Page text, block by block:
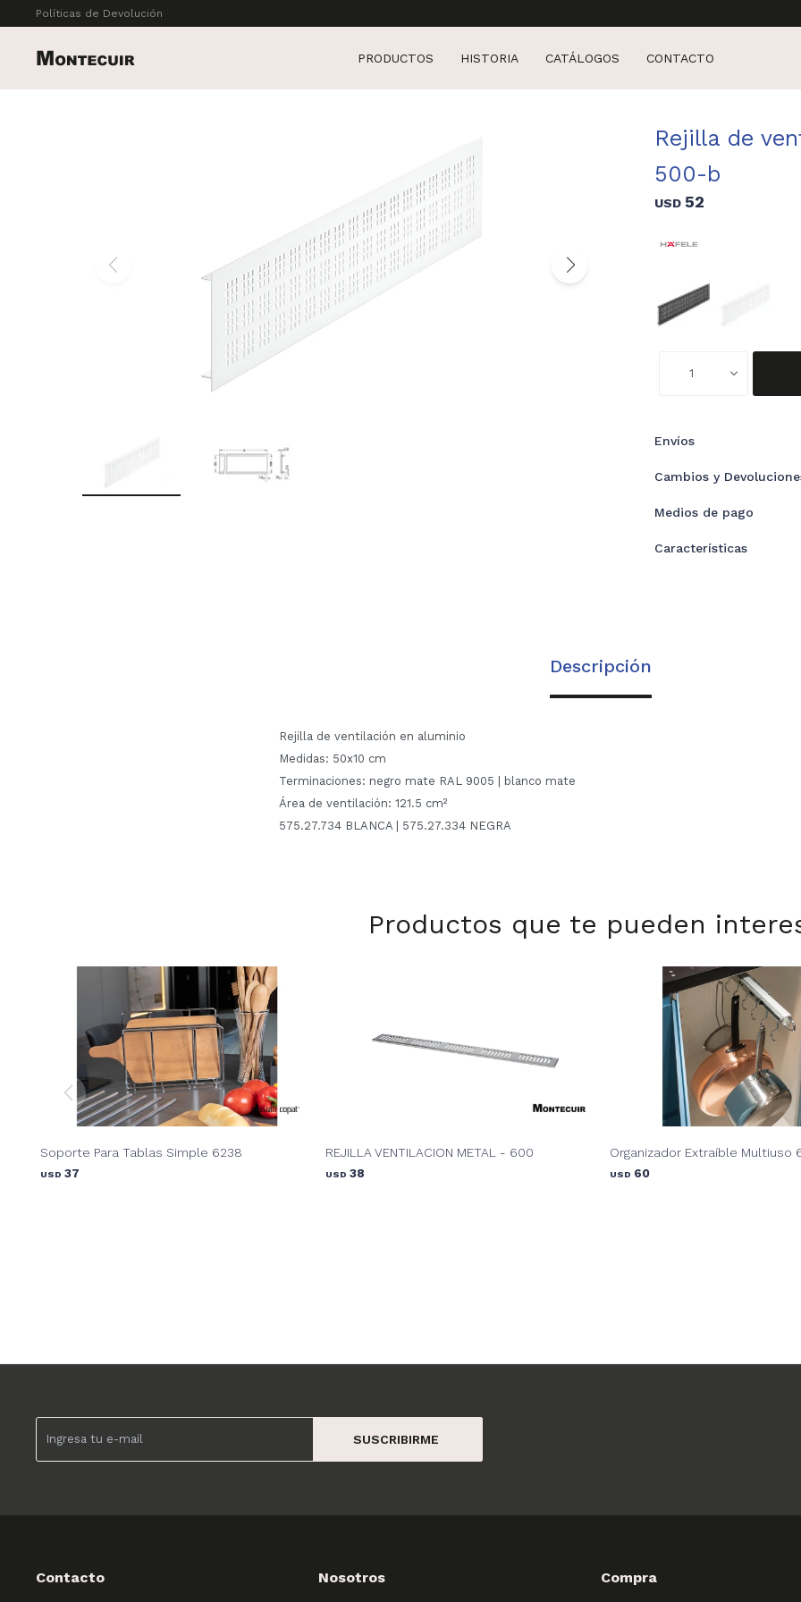
PRODUCTOS HISTORIA CATÁLOGOS CONTACTO
Políticas de Devolución
Rejilla de
500-b
USD 52
1
Envíos
Cambios y
Medios de pago
Características
Descripción
Rejilla de ventilación en aluminio
Medidas: 50x10 cm
Terminaciones: negro mate RAL 9005 | blanco mate
Área de ventilación: 121.5 cm²
575.27.734 BLANCA | 575.27.334 NEGRA
Productos que te pueden
Soporte Para Tablas Simple 6238
USD 37
REJILLA VENTILACION METAL - 600
USD 38
Organizador Extraíble Multiuso
USD 60
SUSCRIBIRME
Contacto Nosotros Compra